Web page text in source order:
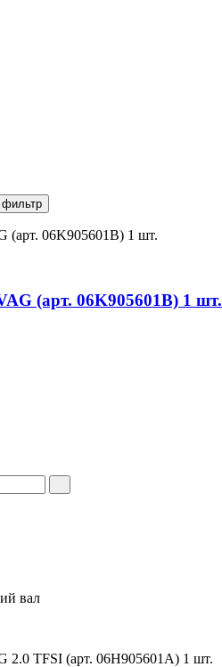
(арт. 06K905601B) 1 шт.
вал